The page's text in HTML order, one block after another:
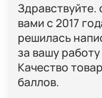
вами с 2017
решилась
за вашу
Качество
баллов.